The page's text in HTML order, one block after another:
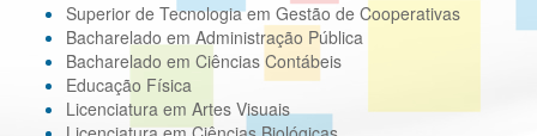
Superior de Tecnologia em Gestão de Cooperativas
Bacharelado em Administração Pública
Bacharelado em Ciências Contábeis
Educação Física
Licenciatura em Artes Visuais